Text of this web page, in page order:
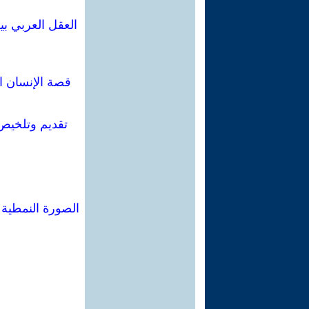
العقل العربي
قصة الإنسان
تقديم
الصورة